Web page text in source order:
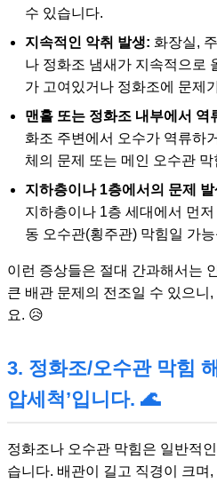
수 있습니다.
지속적인 악취 발생: 화장실,
나 정화조 냄새가 지속적으로
가 고여있거나 정화조에 문제
맨홀 또는 정화조 내부에서 역
화조 주변에서 오수가 역류하
체의 문제 또는 메인 오수관 막
지하층이나 1층에서의 문제 발
지하층이나 1층 세대에서 먼
동 오수관(횡주관) 막힘일 가
이런 증상들은 절대 간과해서는
큰 배관 문제의 전조일 수 있으니
요. 😥
3. 정화조/오수관 막힘
압세척’입니다. 🌊
정화조나 오수관 막힘은 일반적
습니다. 배관이 길고 직경이 크며